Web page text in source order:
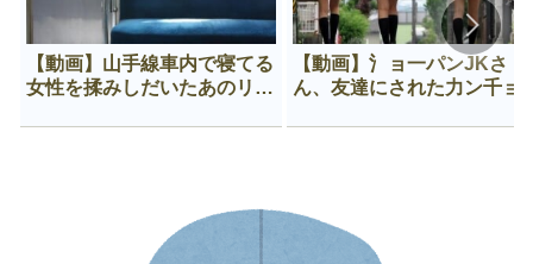
【動画】山手線車内で寝てる
女性を揉みしだいたあのリー
【動画】氵ョ一パンJKさ
ん、友達にされた力ン千ョ